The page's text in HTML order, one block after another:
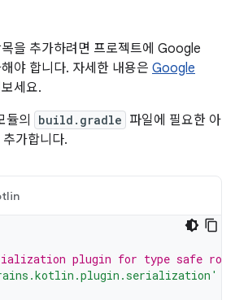
을 추가하려면 프로젝트에 Google
야 합니다. 자세한 내용은 Google
세요.
듈의
build.gradle 파일에 필요한 아
가합니다.
plugin for type safe